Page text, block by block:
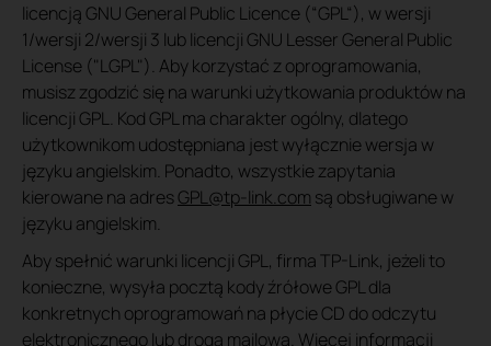
licencją GNU General Public Licence (“GPL“), w wersji
1/wersji 2/wersji 3 lub licencji GNU Lesser General Public
License ("LGPL"). Aby korzystać z oprogramowania,
musisz zgodzić się na warunki użytkowania produktów na
licencji GPL. Kod GPL ma charakter ogólny, dlatego
użytkownikom udostępniana jest wyłącznie wersja w
języku angielskim. Ponadto, wszystkie zapytania
kierowane na adresGPL@tp-link.com są obsługiwane w
języku angielskim.
Aby spełnić warunki licencji GPL, firma TP-Link, jeżeli to
konieczne, wysyła pocztą kody źrółowe GPL dla
konkretnych oprogramowań na płycie CD do odczytu
elektronicznego lub drogą mailową. Więcej informacji